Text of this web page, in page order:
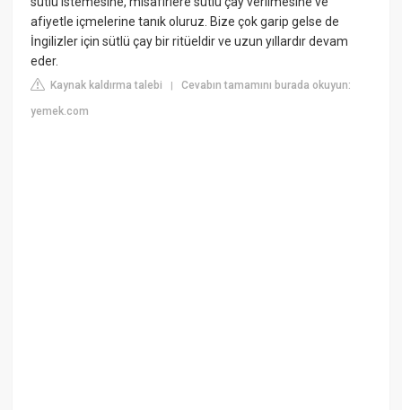
afiyetle içmelerine tanık oluruz. Bize çok garip gelse de
İngilizler için sütlü çay bir ritüeldir ve uzun yıllardır devam
eder.
Kaynak kaldırma talebi |Cevabın tamamını burada okuyun:
yemek.com